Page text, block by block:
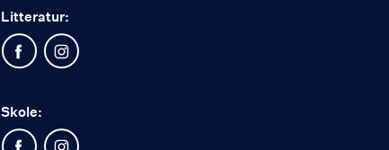
Litteratur:
Skole: